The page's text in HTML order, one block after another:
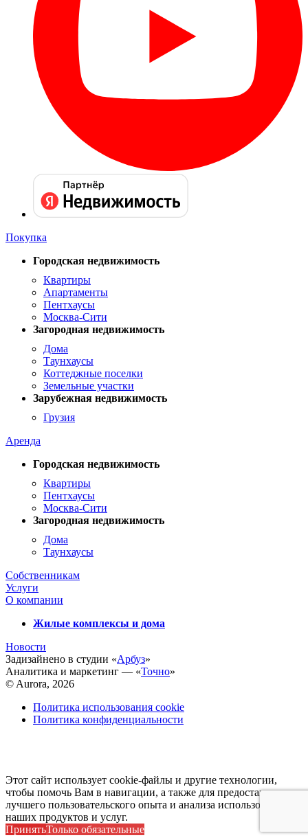
Покупка
Городская недвижимость
Квартиры
Апартаменты
Пентхаусы
Москва-Сити
Загородная недвижимость
Дома
Таунхаусы
Коттеджные поселки
Земельные участки
Зарубежная недвижимость
Грузия
Аренда
Городская недвижимость
Квартиры
Пентхаусы
Москва-Сити
Загородная недвижимость
Дома
Таунхаусы
Собственникам
Услуги
О компании
Жилые комплексы и дома
Новости
Задизайнено в студии «Арбуз»
Аналитика и маркетинг — «Точно»
© Aurora, 2026
Политика использования cookie
Политика конфиденциальности
Этот сайт использует cookie-файлы и другие технологии,
чтобы помочь Вам в навигации, а также для предоставления
лучшего пользовательского опыта и анализа использования
наших продуктов и услуг.
ПринятьТолько обязательные